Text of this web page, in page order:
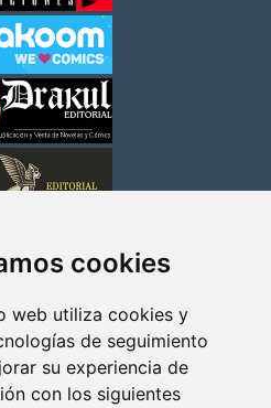
cookies
web utiliza cookies y
de seguimiento
su experiencia de
con los siguientes
LA ACTRIZ MAS GUAPA DE